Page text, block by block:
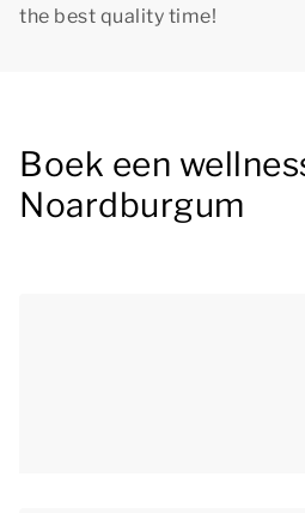
the best quality time!
Boek een
Noardburgum